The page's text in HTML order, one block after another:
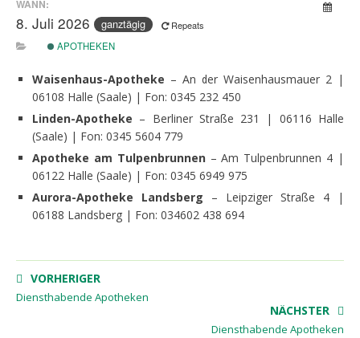
WANN:
8. Juli 2026 ganztägig
Repeats
APOTHEKEN
Waisenhaus-Apotheke – An der Waisenhausmauer 2 |
06108 Halle (Saale) | Fon: 0345 232 450
Linden-Apotheke – Berliner Straße 231 | 06116 Halle
(Saale) | Fon: 0345 5604 779
Apotheke am Tulpenbrunnen– Am Tulpenbrunnen 4 |
06122 Halle (Saale) | Fon: 0345 6949 975
Aurora-Apotheke
Landsberg – Leipziger Straße 4 |
06188 Landsberg | Fon: 034602 438 694
VORHERIGER
Diensthabende Apotheken
NÄCHSTER
Diensthabende Apotheken